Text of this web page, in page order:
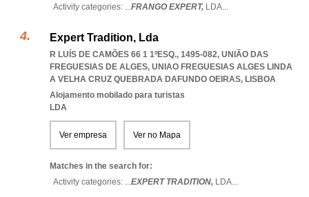
Activity categories: ...FRANGO EXPERT, LDA...
Expert Tradition, Lda
R LUÍS DE CAMÕES 66 1 1ºESQ., 1495-082, UNIÃO DAS
FREGUESIAS DE ALGES, UNIAO FREGUESIAS ALGES LINDA
A VELHA CRUZ QUEBRADA DAFUNDO OEIRAS, LISBOA
Alojamento mobilado para turistas
LDA
Ver empresa Ver no Mapa
Matches in the search for:
Activity categories: ...EXPERT TRADITION, LDA...